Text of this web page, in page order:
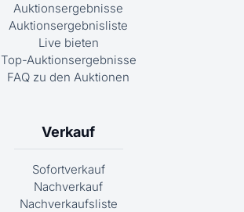
Auktionsergebnisse
Auktionsergebnisliste
Live bieten
Top-Auktionsergebnisse
FAQ zu den Auktionen
Verkauf
Sofortverkauf
Nachverkauf
Nachverkaufsliste